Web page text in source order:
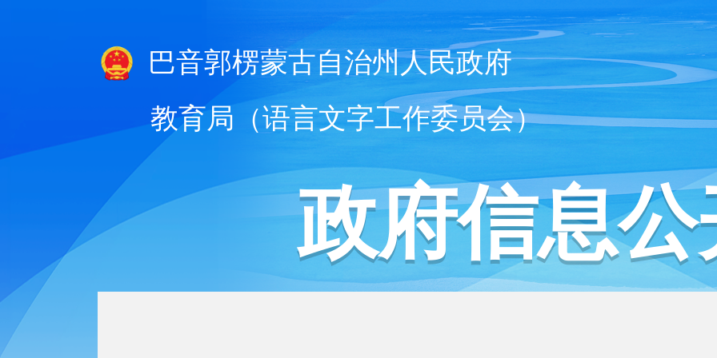
巴音郭楞蒙古自治州人民政府
教育局（语言文字工作委员会）
政府信息公